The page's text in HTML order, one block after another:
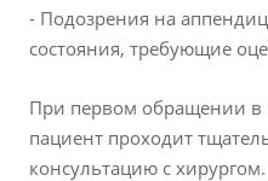
- Подозрения на
состояния, требующие
При первом обращении
пациент проходит
консультацию с